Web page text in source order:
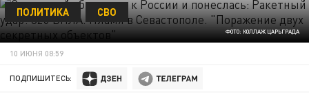
ФОТО: КОЛЛАЖ ЦАРЬГРАДА
ПОЛИТИКА СВО
10 ИЮНЯ 08:59
ПОДПИШИТЕСЬ: